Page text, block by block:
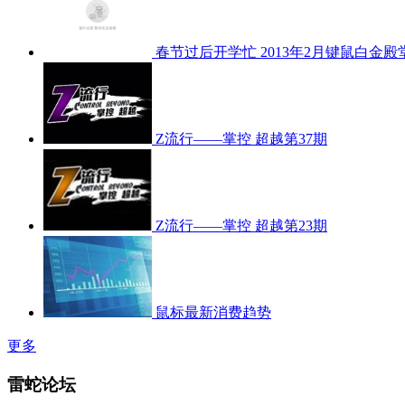
春节过后开学忙 2013年2月键鼠白金殿
Z流行——掌控 超越第37期
Z流行——掌控 超越第23期
鼠标最新消费趋势
更多
雷蛇论坛